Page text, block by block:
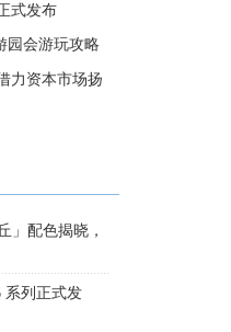
式发布
园会游玩攻略
力资本市场扬
」配色揭晓，
系列正式发